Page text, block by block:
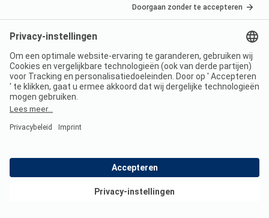
Hoeveel huuraccommodaties
biedt Camping Sources de
Gordes?
Hoe ver is de dichtstbijzijnde
stad of dorp van Camping
Sources de Gordes?
Bekijk deals